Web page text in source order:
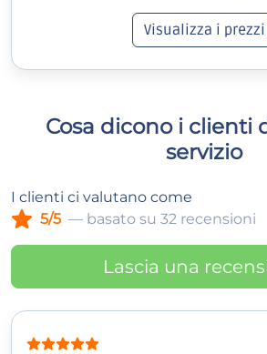
Visualizza i prezzi
Cosa dicono i clienti
servizio
I clienti ci valutano come
5/5 — basato su 32 recensioni
Lascia una